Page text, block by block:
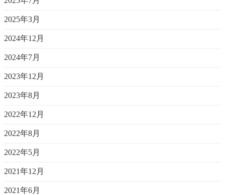
2025年3月
2024年12月
2024年7月
2023年12月
2023年8月
2022年12月
2022年8月
2022年5月
2021年12月
2021年6月